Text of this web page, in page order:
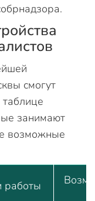
смогут
занимают
возможные
работы